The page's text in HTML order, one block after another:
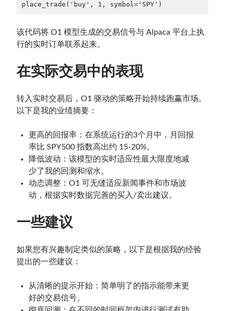
place_trade('buy', 1, symbol='SPY')
该代码将 O1 模型生成的交易信号与 Alpaca 平台上执
行的实时订单联系起来。
在实际交易中的表现
转入实时交易后，O1 驱动的策略开始持续跑赢市场。
以下是我的业绩摘要：
更高的回报率：在系统运行的3个月中，月回报
率比 SPY500 指数高出约 15-20%。
降低波动：该模型的实时适应性最大限度地减
少了我的回测和缩水。
动态调整：O1 可无缝适应新闻事件和市场波
动，根据实时数据完善的买入/卖出建议。
一些建议
如果您有兴趣制定类似的策略，以下是根据我的经验
提出的一些建议：
从清晰的提示开始：简单明了的指示能带来更
好的交易信号。